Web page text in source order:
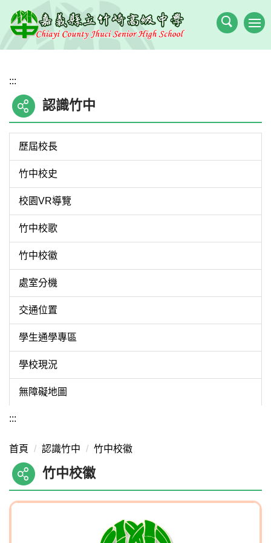
到
主
要
容
區
:::
認識竹中
歷屆校長
竹中校史
校園VR導覽
竹中校歌
竹中校徽
處室分機
交通位置
學生通學專區
學校現況
無障礙地圖
:::
首頁 認識竹中 竹中校徽
竹中校徽